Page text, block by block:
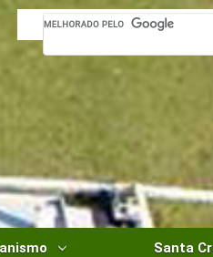
Santa